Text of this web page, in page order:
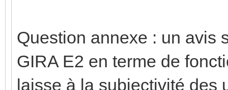
Question annexe : un avis
GIRA E2 en terme de
laisse à la subjectivité des